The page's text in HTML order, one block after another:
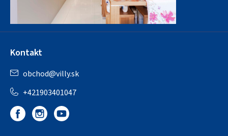
Kontakt
obchod@villy.sk
+421903401047